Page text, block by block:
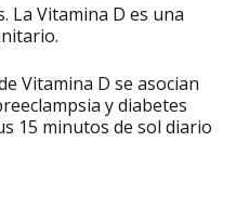
La Vitamina D es una
Vitamina D se asocian
y diabetes
15 minutos de sol diario